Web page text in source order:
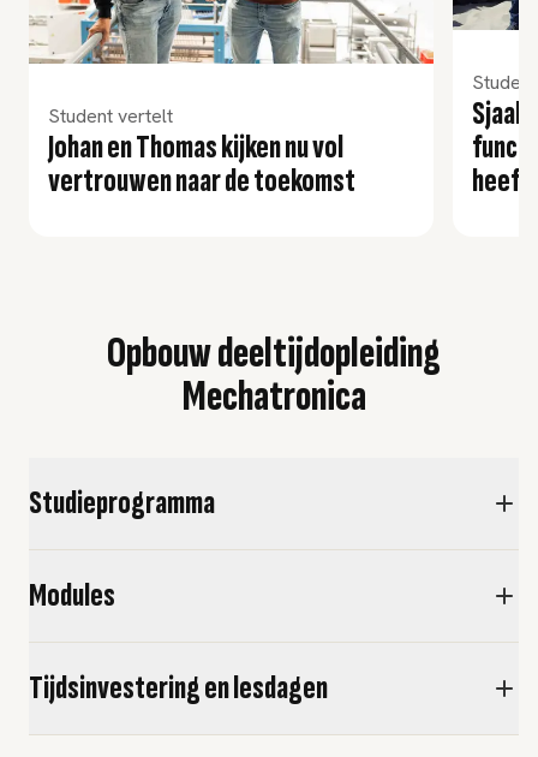
Student vertelt
Johan en Thomas kijken nu vol
vertrouwen naar de toekomst
Sjaak
heeft
Opbouw deeltijdopleiding
Mechatronica
Studieprogramma
Modules
Tijdsinvestering en lesdagen